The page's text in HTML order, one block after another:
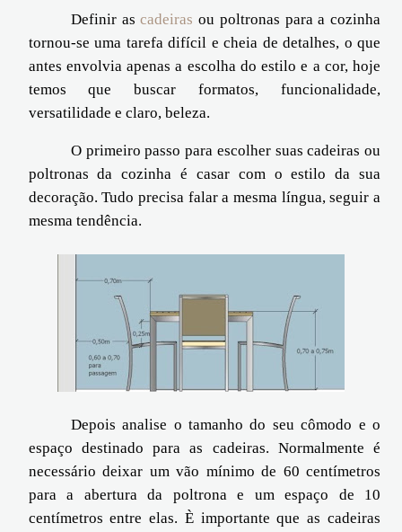
Definir ascadeiras ou poltronas para a cozinha
tornou-se uma tarefa difícil e cheia de detalhes, o que
antes envolvia apenas a escolha do estilo e a cor, hoje
temos que buscar formatos, funcionalidade,
versatilidade e claro, beleza.
O primeiro passo para escolher suas cadeiras ou
poltronas da cozinha é casar com o estilo da sua
decoração. Tudo precisa falar a mesma língua, seguir a
mesma tendência.
Depois analise o tamanho do seu cômodo e o
espaço destinado para as cadeiras. Normalmente é
necessário deixar um vão mínimo de 60 centímetros
para a abertura da poltrona e um espaço de 10
centímetros entre elas. È importante que as cadeiras